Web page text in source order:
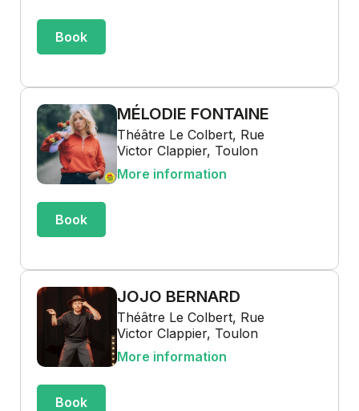
Book
MÉLODIE FONTAINE
Théâtre Le Colbert, Rue
Victor Clappier, Toulon
More information
Book
JOJO BERNARD
Théâtre Le Colbert, Rue
Victor Clappier, Toulon
More information
Book